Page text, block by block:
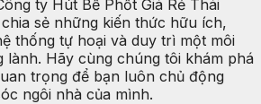
ty Hút Bể Phốt Giá Rẻ Thái
sẻ những kiến thức hữu ích,
thống tự hoại và duy trì một môi
lành. Hãy cùng chúng tôi khám phá
trọng để bạn luôn chủ động
ngôi nhà của mình.